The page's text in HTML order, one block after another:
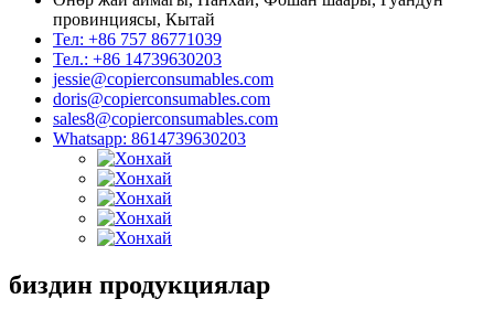
провинциясы, Кытай
Тел: +86 757 86771039
Тел.: +86 14739630203
jessie@copierconsumables.com
doris@copierconsumables.com
sales8@copierconsumables.com
Whatsapp: 8614739630203
биздин продукциялар